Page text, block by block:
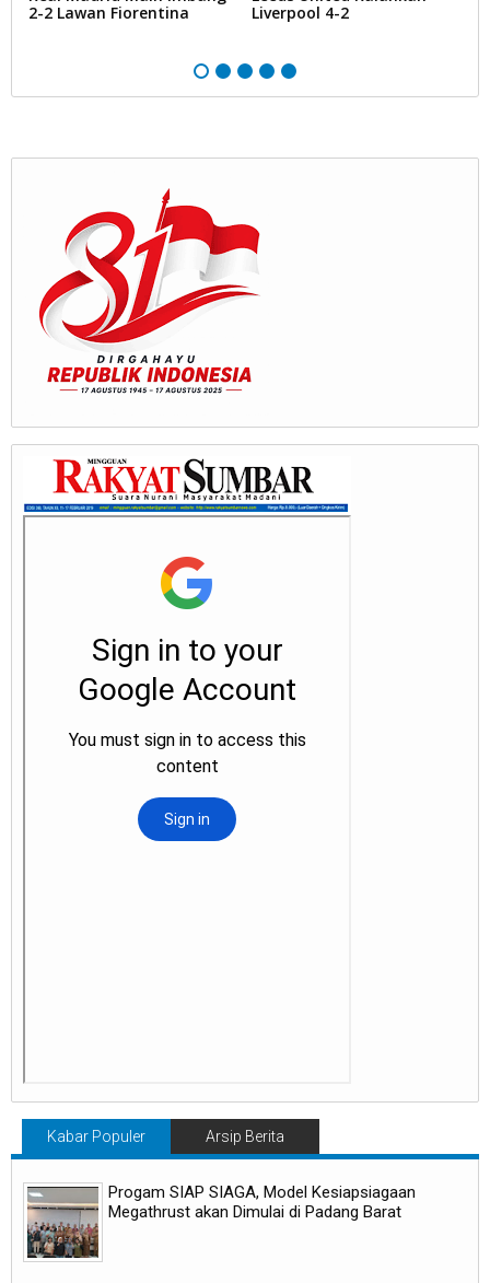
2-2 Lawan Fiorentina
Liverpool 4-2
Kabar Populer Arsip Berita
Progam SIAP SIAGA, Model Kesiapsiagaan
Megathrust akan Dimulai di Padang Barat